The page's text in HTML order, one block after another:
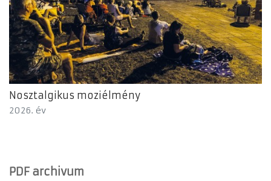
Nosztalgikus moziélmény
2026. év
PDF archivum